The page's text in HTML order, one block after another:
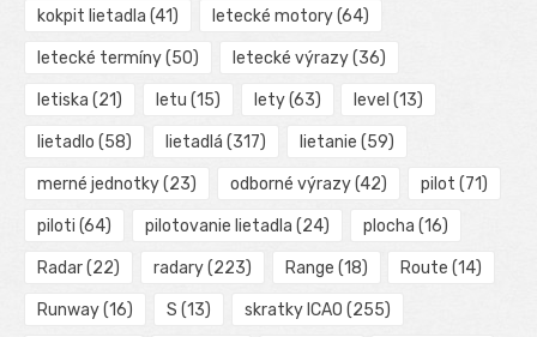
kokpit lietadla (41) letecké motory(64)
letecké termíny(50) letecké výrazy(36)
letiska (21) letu (15) lety(63) level (13)
lietadlo (58) lietadlá (317) lietanie (59)
merné jednotky(23) odborné výrazy(42) pilot (71)
piloti (64) pilotovanie lietadla (24) plocha (16)
Radar(22) radary(223) Range (18) Route (14)
Runway(16) S (13) skratky ICAO (255)